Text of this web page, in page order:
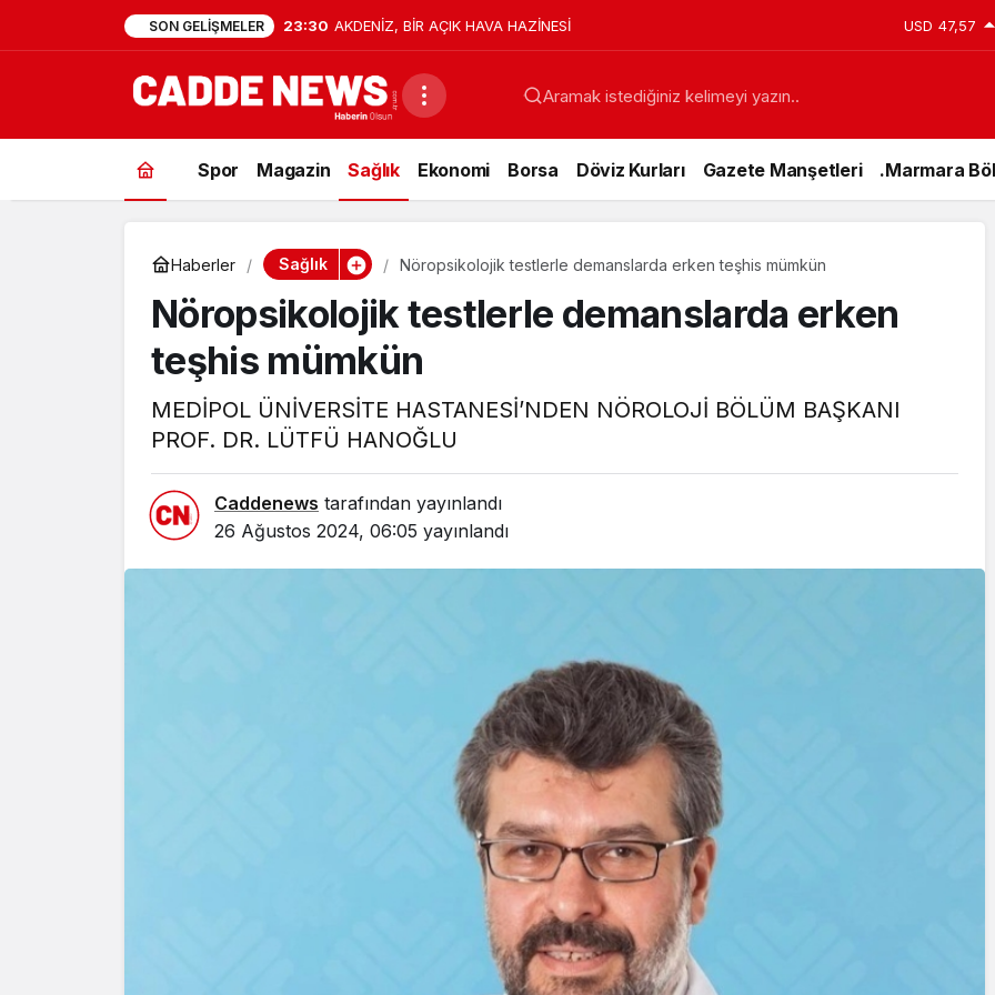
SON GELIŞMELER 23:30 AKDENİZ, BİR AÇIK HAVA HAZİNESİ USD 47,57
Aramak istediğiniz kelimeyi yazın..
Spor Magazin Sağlık Ekonomi Borsa Döviz Kurları Gazete Manşetleri .Marmara
Haberler Sağlık Nöropsikolojik testlerle demanslarda erken teşhis mümkün
Nöropsikolojik testlerle demanslarda erken
teşhis mümkün
MEDİPOL ÜNİVERSİTE HASTANESİ’NDEN NÖROLOJİ BÖLÜM BAŞKANI
PROF. DR. LÜTFÜ HANOĞLU
Caddenews tarafından yayınlandı
26 Ağustos 2024, 06:05 yayınlandı
HAVA HAZİNESİ